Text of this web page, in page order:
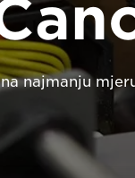
najmanju